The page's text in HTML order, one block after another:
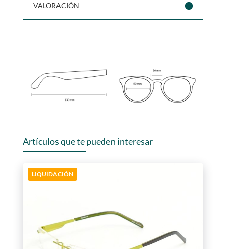
VALORACIÓN
Artículos que te pueden interesar
LIQUIDACIÓN